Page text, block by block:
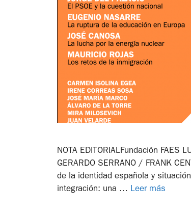
NOTA EDITORIALFundación FAES
GERARDO SERRANO / FRANK
de la identidad española y
integración: una … Leer más